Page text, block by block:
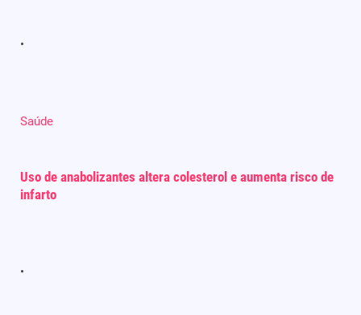
Saúde
Uso de anabolizantes altera colesterol e aumenta risco de
infarto